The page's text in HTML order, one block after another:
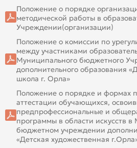
Положение о порядке
методической работы в
Учреждении(организации)
Положение о комиссии по
между участниками
Муниципального бюджетного
дополнительного образования
школа г. Орла»
Положение о порядке и формах
аттестации обучающихся,
предпрофессиональные и
программы в области искусств
бюджетном учреждении
«Детская художественная